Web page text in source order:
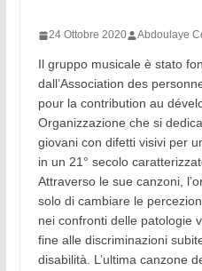
24 Ottobre 2020 Abdoulaye
Il gruppo musicale è stato
dall’Association des
pour la contribution au
Organizzazione che si
giovani con difetti visivi per
in un 21° secolo
Attraverso le sue canzoni,
solo di cambiare le
nei confronti delle patologie
fine alle discriminazioni
disabilità. L’ultima canzone